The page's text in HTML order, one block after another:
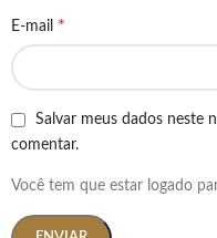
E-mail *
Salvar meus dados neste
comentar.
Você tem que estar logado